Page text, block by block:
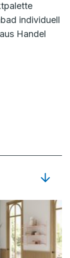
individuell
Handel